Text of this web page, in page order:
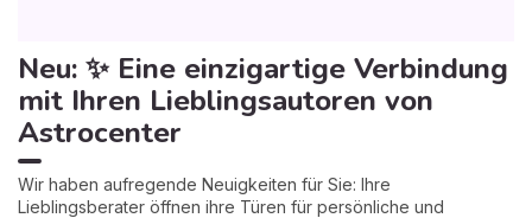
Neu: ✨ Eine einzigartige Verbindung
mit Ihren Lieblingsautoren von
Astrocenter
Wir haben aufregende Neuigkeiten für Sie: Ihre
Lieblingsberater öffnen ihre Türen für persönliche und